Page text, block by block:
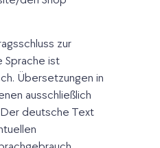
zur
Sprache ist
Übersetzungen in
ausschließlich
deutsche Text